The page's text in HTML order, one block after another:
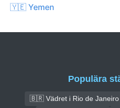
🇾🇪 Yemen
Populära
🇧🇷 Vädret i Rio de Janeiro